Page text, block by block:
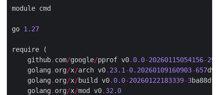
go 1.27
    github
. com/google/pprof v0. 0.0-20260115054156-294
    golang
. org/x/arch v0. 23.1 -0.20260109160903-657
    golang
. org/x/build v0. 0.0-20260122183339-3
    golang
. org/x/mod v0. 32.0